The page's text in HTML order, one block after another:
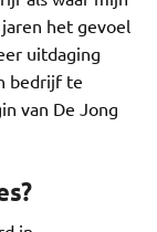
het gevoel
uitdaging
bedrijf te
van De Jong